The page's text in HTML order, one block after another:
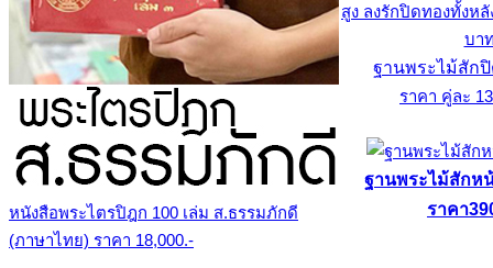
หนังสือพระไตรปิฎก 100 เล่ม ส.ธรรมภักดี
(ภาษาไทย) ราคา 18,000.-
ฐานพระไม้สัก
ราคา คู่ละ
ฐานพระไม้สักห
ราคา